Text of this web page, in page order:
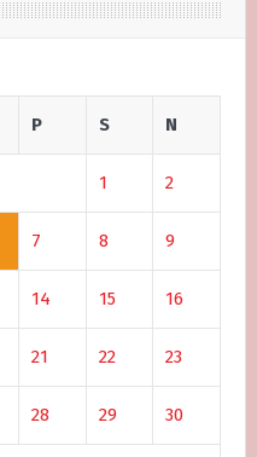
P S N
1 2
7 8 9
14 15 16
21 22 23
28 29 30